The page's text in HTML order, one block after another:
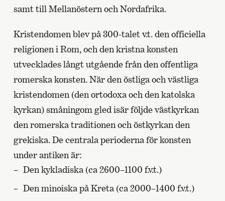
samt till Mellanöstern och Nordafrika.
Kristendomen blev på 300-talet v.t. den officiella
religionen i Rom, och den kristna konsten
utvecklades långt utgående från den offentliga
romerska konsten. När den östliga och västliga
kristendomen (den ortodoxa och den katolska
kyrkan) småningom gled isär följde västkyrkan
den romerska traditionen och östkyrkan den
grekiska. De centrala perioderna för konsten
under antiken är:
Den kykladiska (ca 2600–1100 f.v.t.)
Den minoiska på Kreta (ca 2000–1400 f.v.t.)